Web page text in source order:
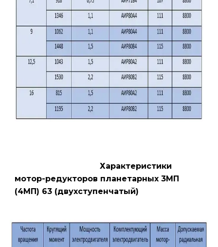
Характеристики
мотор-редукторов планетарных 3МП
(4МП) 63 (двухступенчатый)